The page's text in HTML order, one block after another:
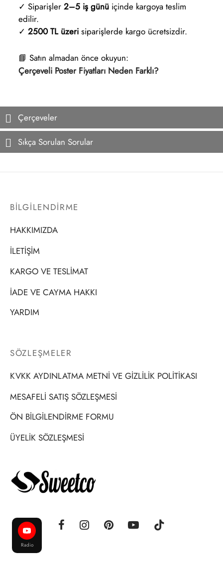
✓ Siparişler 2–5 iş günü içinde kargoya teslim
edilir.
✓ 2500 TL üzeri siparişlerde kargo ücretsizdir.
📘 Satın almadan önce okuyun:
Çerçeveli Poster Fiyatları Neden Farklı?
Çerçeveler
Sıkça Sorulan Sorular
BİLGİLENDİRME
HAKKIMIZDA
İLETİŞİM
KARGO VE TESLİMAT
İADE VE CAYMA HAKKI
YARDIM
SÖZLEŞMELER
KVKK AYDINLATMA METNİ VE GİZLİLİK POLİTİKASI
MESAFELİ SATIŞ SÖZLEŞMESİ
ÖN BİLGİLENDİRME FORMU
ÜYELİK SÖZLEŞMESİ
Radio